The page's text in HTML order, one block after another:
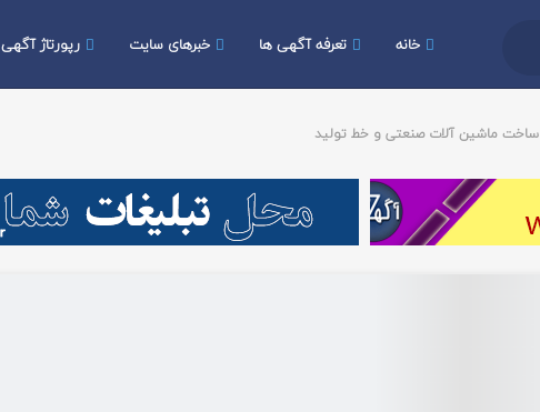
خانه تعرفه آگهی ها خبرهای سایت رپورتاژ آگهی
ساخت ماشین آلات صنعتی و خط تولید